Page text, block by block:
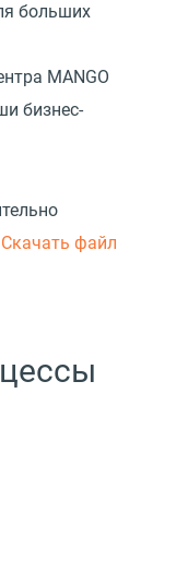
больших
MANGO
бизнес-
Скачать файл